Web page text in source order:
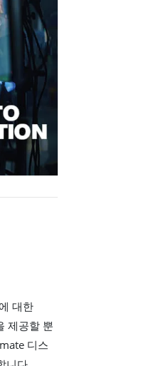
대한
제공할 뿐
디스